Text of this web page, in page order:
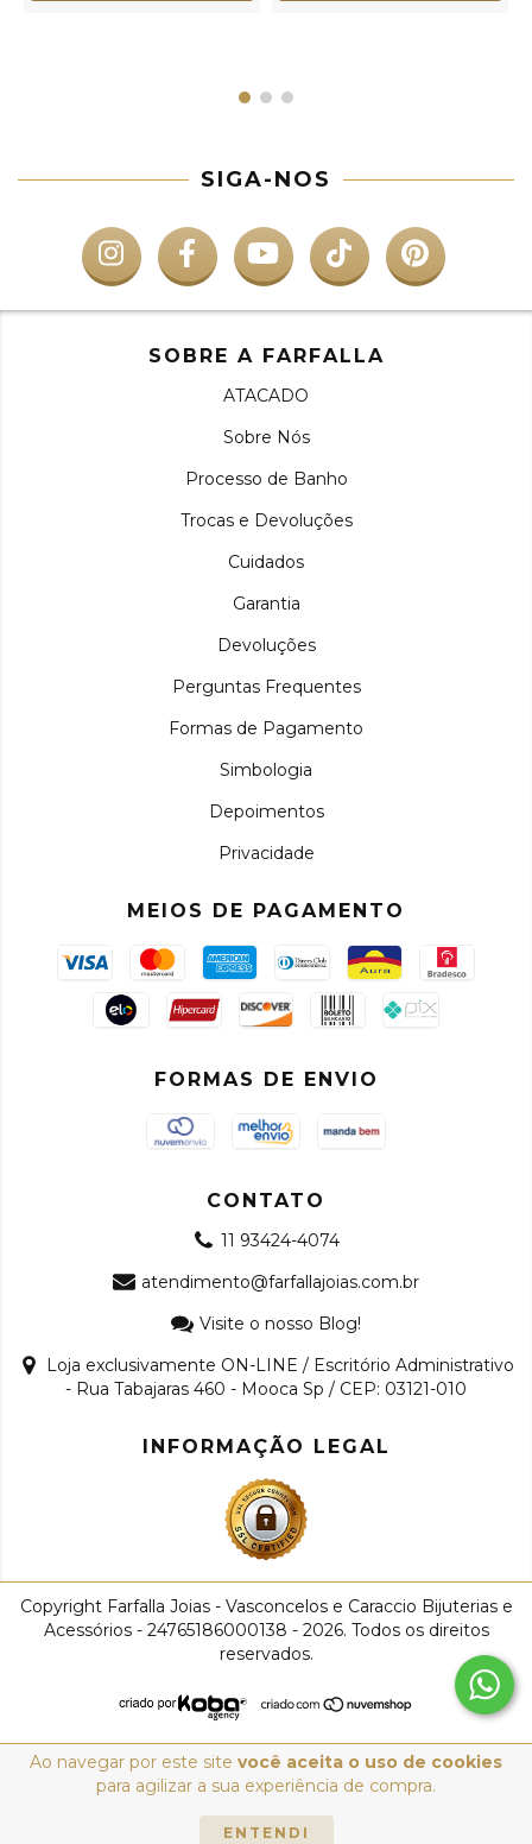
Ao navegar por este site você aceita o uso de cookies
para agilizar a sua experiência de compra.
ENTENDI
SIGA-NOS
SOBRE A FARFALLA
ATACADO
Sobre Nós
Processo de Banho
Trocas e Devoluções
Cuidados
Garantia
Devoluções
Perguntas Frequentes
Formas de Pagamento
Simbologia
Depoimentos
Privacidade
MEIOS DE PAGAMENTO
FORMAS DE ENVIO
CONTATO
11 93424-4074
atendimento@farfallajoias.com.br
Visite o nosso Blog!
Loja exclusivamente ON-LINE / Escritório Administrativo
- Rua Tabajaras 460 - Mooca Sp / CEP: 03121-010
INFORMAÇÃO LEGAL
Copyright Farfalla Joias - Vasconcelos e Caraccio Bijuterias e
Acessórios - 24765186000138 - 2026. Todos os direitos
reservados.